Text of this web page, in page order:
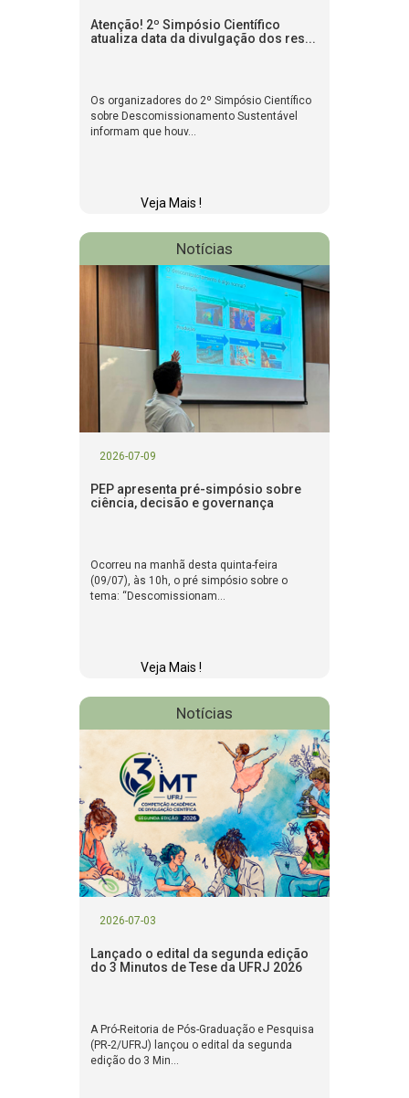
Atenção! 2º Simpósio Científico
atualiza data da divulgação dos res...
Os organizadores do 2º Simpósio Científico
sobre Descomissionamento Sustentável
informam que houv...
Veja Mais !
Notícias
2026-07-09
PEP apresenta pré-simpósio sobre
ciência, decisão e governança
Ocorreu na manhã desta quinta-feira
(09/07), às 10h, o pré simpósio sobre o
tema: “Descomissionam...
Veja Mais !
Notícias
2026-07-03
Lançado o edital da segunda edição
do 3 Minutos de Tese da UFRJ 2026
A Pró-Reitoria de Pós-Graduação e Pesquisa
(PR-2/UFRJ) lançou o edital da segunda
edição do 3 Min...